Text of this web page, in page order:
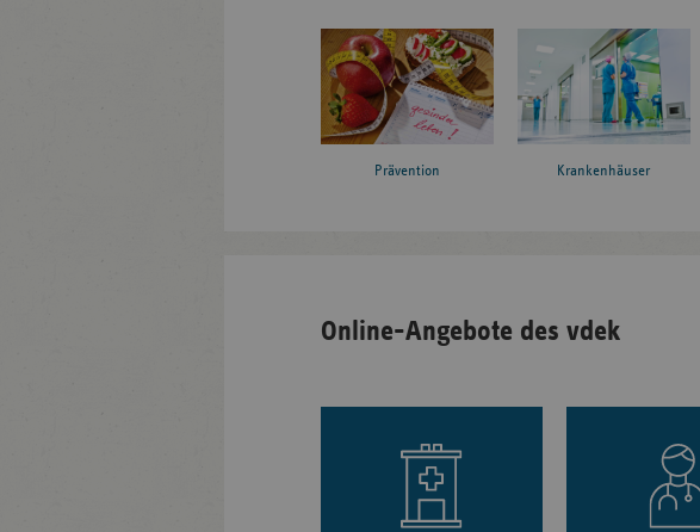
Prävention Krankenhäuser
Online-Angebote des vdek